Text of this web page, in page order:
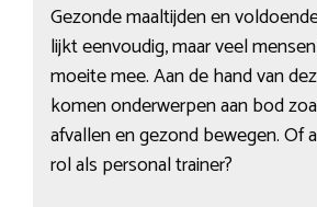
Gezonde maaltijden en
lijkt eenvoudig, maar veel
moeite mee. Aan de hand van
komen onderwerpen aan bod
afvallen en gezond bewegen. Of
rol als personal trainer?